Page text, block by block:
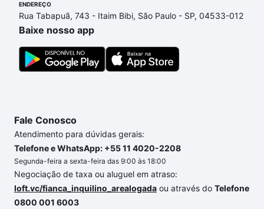
financiamento imobiliário as parcelas podem se
adequar ao seu orçamento. Se ainda tem alguma
dúvida dos custos envolvidos no processo de
compra, veja em nosso portal quanto custa comprar
um apartamento e conte com a gente para comprar
ENDEREÇO
Rua Tabapuã, 743 - Itaim Bibi, São Paulo - SP, 04533-012
Baixe nosso app
Fale Conosco
Atendimento para dúvidas gerais:
Telefone e WhatsApp: +55 11 4020-2208
Segunda-feira a sexta-feira das 9:00 às 18:00
Negociação de taxa ou aluguel em atraso:
loft.vc/fianca_inquilino_arealogada ou através do Telefone
0800 001 6003